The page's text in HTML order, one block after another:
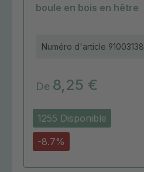
1255 Disponible
-8.7%
boule en bois en hêtre
Numéro d'article 91003138
De 8,25 €